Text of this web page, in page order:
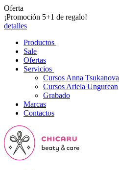
Oferta
¡Promoción 5+1 de regalo!
detalles
Productos
Sale
Ofertas
Servicios
Cursos Anna Tsukanova
Cursos Ariela Ungurean
Grabado
Marcas
Contactos